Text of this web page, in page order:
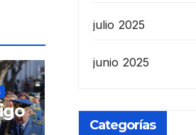
julio 2025
junio 2025
Categorías